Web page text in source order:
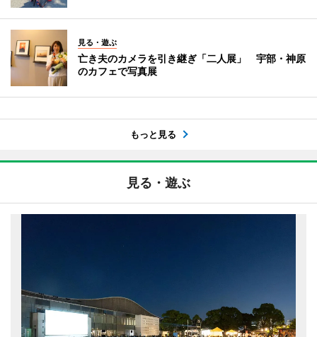
見る・遊ぶ
亡き夫のカメラを引き継ぎ「二人展」 宇部・神原
のカフェで写真展
もっと見る
見る・遊ぶ